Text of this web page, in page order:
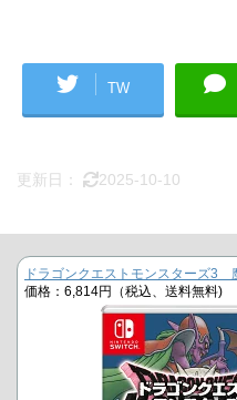
TW
更新日： 2025-10-10
ドラゴンクエストモンスターズ3
価格：6,814円（税込、送料無料)